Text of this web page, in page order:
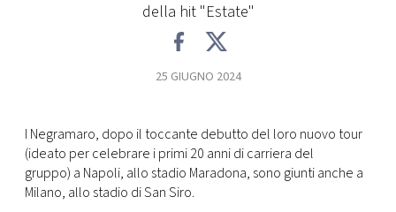
CONCORSI
della hit "Estate"
25 GIUGNO 2024
I Negramaro, dopo il toccante debutto del loro nuovo tour
(ideato percelebrare i primi 20 anni di carriera del
gruppo) a Napoli, allo stadio Maradona, sono giunti anche a
Milano, allo stadio di San Siro.